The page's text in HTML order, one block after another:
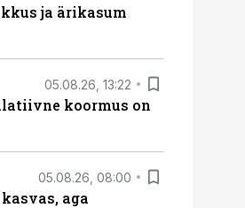
ja ärikasum
05.08.26, 13:22
koormus on
05.08.26, 08:00
aga